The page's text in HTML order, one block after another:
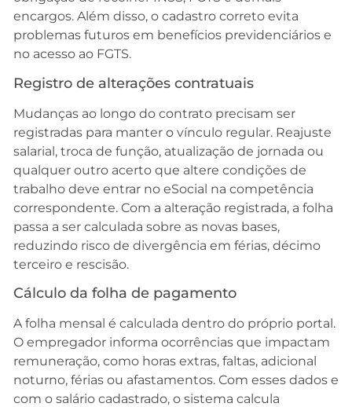
encargos. Além disso, o cadastro correto evita
problemas futuros em benefícios previdenciários e
no acesso ao FGTS.
Registro de alterações contratuais
Mudanças ao longo do contrato precisam ser
registradas para manter o vínculo regular. Reajuste
salarial, troca de função, atualização de jornada ou
qualquer outro acerto que altere condições de
trabalho deve entrar no eSocial na competência
correspondente. Com a alteração registrada, a folha
passa a ser calculada sobre as novas bases,
reduzindo risco de divergência em férias, décimo
terceiro e rescisão.
Cálculo da folha de pagamento
A folha mensal é calculada dentro do próprio portal.
O empregador informa ocorrências que impactam
remuneração, como horas extras, faltas, adicional
noturno, férias ou afastamentos. Com esses dados e
com o salário cadastrado, o sistema calcula